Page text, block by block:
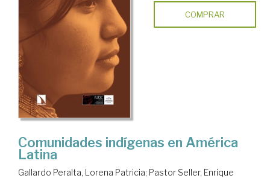
COMPRAR
Comunidades indígenas en América
Latina
Gallardo Peralta, Lorena Patricia; Pastor Seller, Enrique